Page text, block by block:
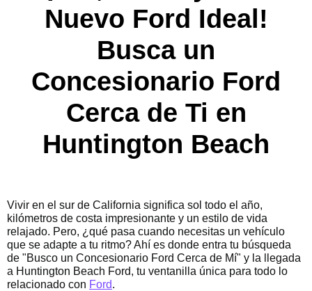
Nuevo Ford Ideal!
Busca un
Concesionario Ford
Cerca de Ti en
Huntington Beach
Vivir en el sur de California significa sol todo el año,
kilómetros de costa impresionante y un estilo de vida
relajado. Pero, ¿qué pasa cuando necesitas un vehículo
que se adapte a tu ritmo? Ahí es donde entra tu búsqueda
de "Busco un Concesionario Ford Cerca de Mí" y la llegada
a Huntington Beach Ford, tu ventanilla única para todo lo
relacionado con Ford.